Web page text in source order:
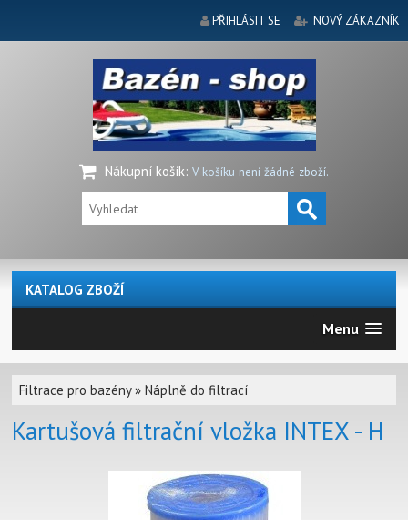
PŘIHLÁSIT SE NOVÝ ZÁKAZNÍK
Nákupní košík: V košíku není žádné zboží.
KATALOG ZBOŽÍ
Menu
Filtrace pro bazény»Náplně do filtrací
Kartušová filtrační vložka INTEX - H